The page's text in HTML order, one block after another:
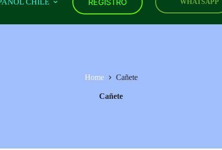
CHILE REGISTRO WHATSAPP
Home Cañete
Cañete